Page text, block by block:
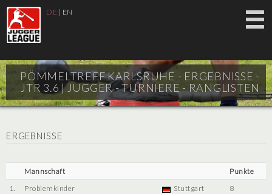
DE | EN
PÖMMELTREFF KARLSRUHE - ERGEBNISSE -
JTR 3.6 |JUGGER - TURNIERE - RANGLISTEN
ERGEBNISSE
Mannschaft
Punkte
1.
Problemkinder Stuttgart
8